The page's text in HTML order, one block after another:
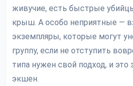
живучие, есть быстрые
крыш. А особо неприятные —
экземпляры, которые могут
группу, если не отступить
типа нужен свой подход, и это
экшен.